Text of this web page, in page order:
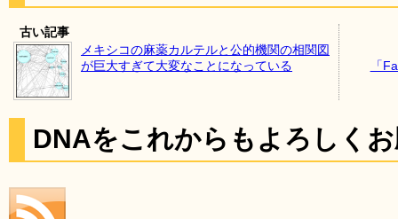
古い記事
メキシコの麻薬カルテルと公的機関の相関図
が巨大すぎて大変なことになっている
「
DNAをこれからもよろしく